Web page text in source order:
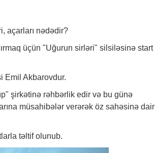
açarları nədədir?
üçün "Uğurun sirləri" silsiləsinə start
Emil Akbarovdur.
şirkətinə rəhbərlik edir və bu günə
müsahibələr verərək öz sahəsinə dair
təltif olunub.